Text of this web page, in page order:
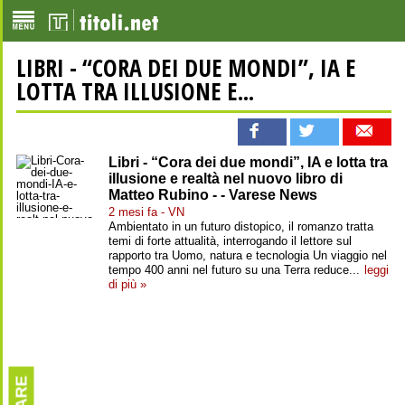
LIBRI - “CORA DEI DUE MONDI”, IA E
LOTTA TRA ILLUSIONE E...
Libri - “Cora dei due mondi”, IA e lotta tra
illusione e realtà nel nuovo libro di
Matteo Rubino - - Varese News
2 mesi fa - VN
Ambientato in un futuro distopico, il romanzo tratta
temi di forte attualità, interrogando il lettore sul
rapporto tra Uomo, natura e tecnologia Un viaggio nel
tempo 400 anni nel futuro su una Terra reduce... leggi
di più »